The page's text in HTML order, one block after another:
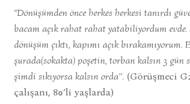
“Dönüşümden önce herkes herkesi tanırdı
bacam açık rahat rahat yatabiliyordum
dönüşüm çıktı, kapımı açık bırakamıyorum.
şurada(sokakta) poşetin, torban kalsın 3 gün
şimdi sıkıyorsa kalsın orda’’. (Görüşmeci
çalışanı, 80’li yaşlarda)